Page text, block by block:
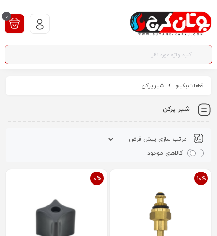
0
قطعات پکیج شیر پرکن
شیر پرکن
کالاهای موجود
10%
10%